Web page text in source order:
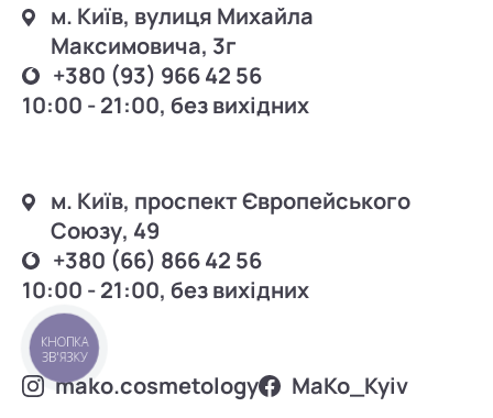
м. Київ, вулиця Михайла
Максимовича, 3г
+380 (93) 966 42 56
10:00 - 21:00, без вихідних
м. Київ, проспект Європейського
Союзу, 49
+380 (66) 866 42 56
10:00 - 21:00, без вихідних
mako.cosmetology MаKo_Kyiv
КНОПКА
ЗВ'ЯЗКУ